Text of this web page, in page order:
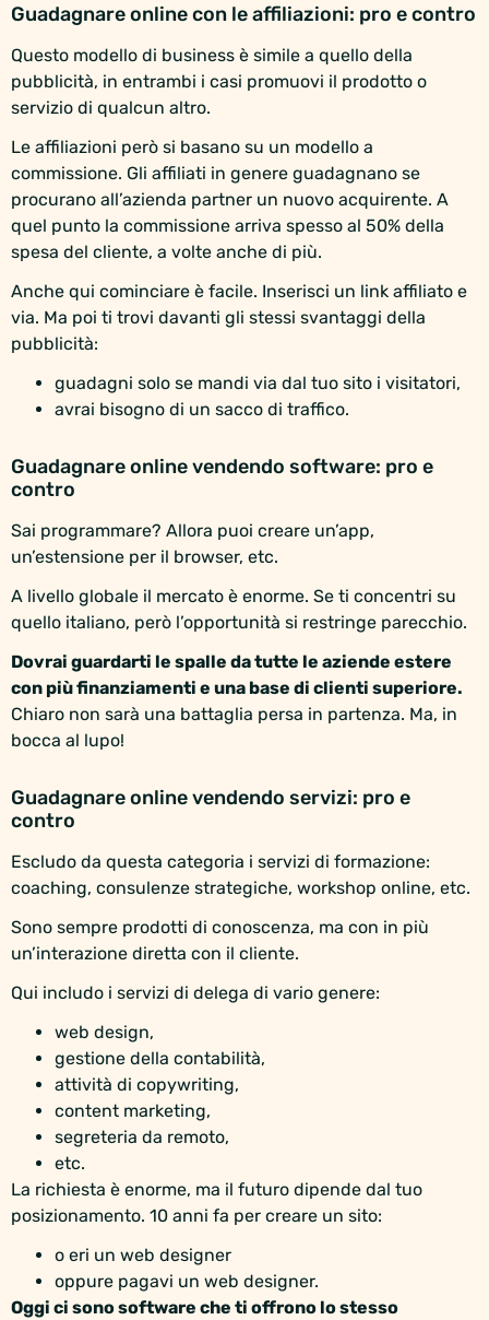
Guadagnare online con le affiliazioni: pro e contro
Questo modello di business è simile a quello della
pubblicità, in entrambi i casi promuovi il prodotto o
servizio di qualcun altro.
Le affiliazioni però si basano su un modello a
commissione. Gli affiliati in genere guadagnano se
procurano all’azienda partner un nuovo acquirente. A
quel punto la commissione arriva spesso al 50% della
spesa del cliente, a volte anche di più.
Anche qui cominciare è facile. Inserisci un link affiliato e
via. Ma poi ti trovi davanti gli stessi svantaggi della
pubblicità:
guadagni solo se mandi via dal tuo sito i visitatori,
avrai bisogno di un sacco di traffico.
Guadagnare online vendendo software: pro e
contro
Sai programmare? Allora puoi creare un’app,
un’estensione per il browser, etc.
A livello globale il mercato è enorme. Se ti concentri su
quello italiano, però l’opportunità si restringe parecchio.
Dovrai guardarti le spalle da tutte le aziende estere
con più finanziamenti e una base di clienti superiore.
Chiaro non sarà una battaglia persa in partenza. Ma, in
bocca al lupo!
Guadagnare online vendendo servizi: pro e
contro
Escludo da questa categoria i servizi di formazione:
coaching, consulenze strategiche, workshop online, etc.
Sono sempre prodotti di conoscenza, ma con in più
un’interazione diretta con il cliente.
Qui includo i servizi di delega di vario genere:
web design,
gestione della contabilità,
attività di copywriting,
content marketing,
segreteria da remoto,
etc.
La richiesta è enorme, ma il futuro dipende dal tuo
posizionamento. 10 anni fa per creare un sito:
o eri un web designer
oppure pagavi un web designer.
Oggi ci sono software che ti offrono lo stesso